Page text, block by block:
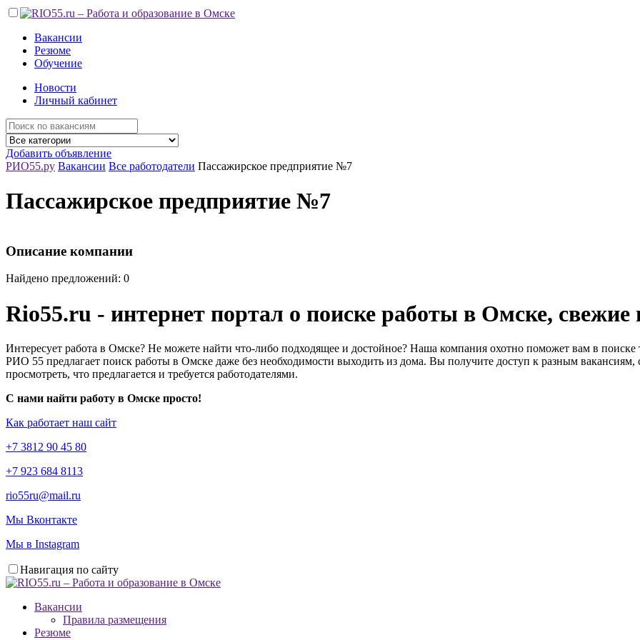
Вакансии
Резюме
Обучение
Новости
Личный кабинет
Добавить объявление
РИО55.ру Вакансии Все работодатели Пассажирское предприятие №7
Пассажирское предприятие №7
Описание компании
Найдено предложений: 0
Rio55.ru - интернет портал о поиске работы в Омске, свежие
Интересует работа в Омске? Не можете найти что-либо подходящее и достойное? Наша компания охотно поможет вам в поиске
РИО 55 предлагает поиск работы в Омске даже без необходимости выходить из дома. Вы получите доступ к разным
просмотреть, что предлагается и требуется работодателями.
С нами найти работу в Омске просто!
Как работает наш сайт
+7 3812 90 45 80
+7 923 684 8113
rio55ru@mail.ru
Мы Вконтакте
Мы в Instagram
Навигация по сайту
Вакансии
Правила размещения
Резюме